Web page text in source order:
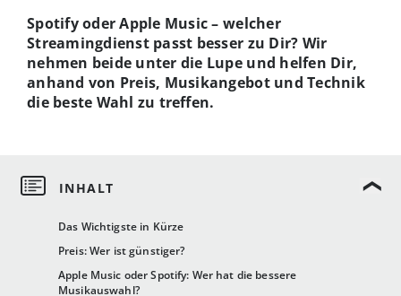
Das Wichtigste in Kürze
Preis: Wer ist günstiger?
Apple Music oder Spotify: Wer hat die bessere
Musikauswahl?
Spotify oder Apple Music – welcher
Streamingdienst passt besser zu Dir? Wir
nehmen beide unter die Lupe und helfen Dir,
anhand von Preis, Musikangebot und Technik
die beste Wahl zu treffen.